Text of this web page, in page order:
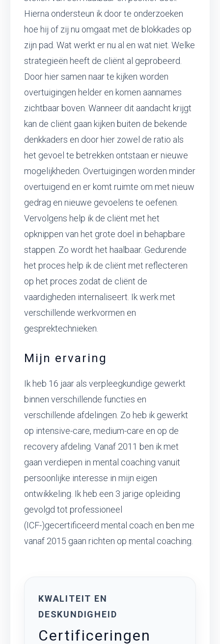
Hierna ondersteun ik door te onderzoeken
hoe hij of zij nu omgaat met de blokkades op
zijn pad. Wat werkt er nu al en wat niet. Welke
strategieën heeft de cliënt al geprobeerd.
Door hier samen naar te kijken worden
overtuigingen helder en komen aannames
zichtbaar boven. Wanneer dit aandacht krijgt
kan de cliënt gaan kijken buiten de bekende
denkkaders en door hier zowel de ratio als
het gevoel te betrekken ontstaan er nieuwe
mogelijkheden. Overtuigingen worden minder
overtuigend en er komt ruimte om met nieuw
gedrag en nieuwe gevoelens te oefenen.
Vervolgens help ik de cliënt met het
opknippen van het grote doel in behapbare
stappen. Zo wordt het haalbaar. Gedurende
het proces help ik de cliënt met reflecteren
op het proces zodat de cliënt de
vaardigheden internaliseert. Ik werk met
verschillende werkvormen en
gesprektechnieken.
Mijn ervaring
Ik heb 16 jaar als verpleegkundige gewerkt
binnen verschillende functies en
verschillende afdelingen. Zo heb ik gewerkt
op intensive-care, medium-care en op de
recovery afdeling. Vanaf 2011 ben ik met
gaan verdiepen in mental coaching vanuit
persoonlijke interesse in mijn eigen
ontwikkeling. Ik heb een 3 jarige opleiding
gevolgd tot professioneel
(ICF-)gecertificeerd mental coach en ben me
vanaf 2015 gaan richten op mental coaching.
KWALITEIT EN
DESKUNDIGHEID
Certificeringen